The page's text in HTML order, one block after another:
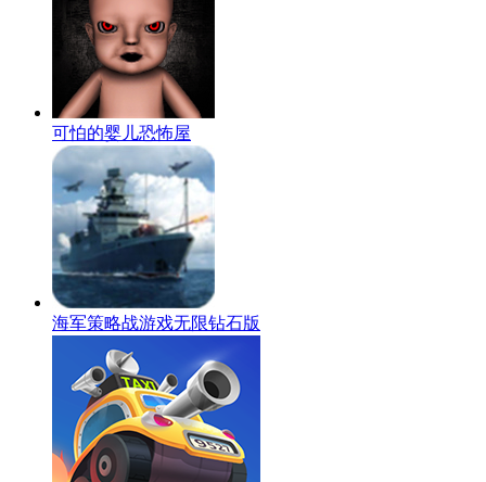
可怕的婴儿恐怖屋
海军策略战游戏无限钻石版